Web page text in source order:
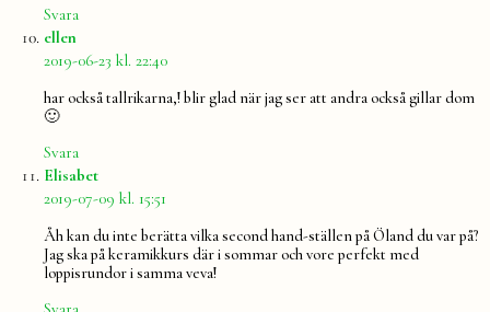
Svara
ellen
2019-06-23 kl. 22:40
har också tallrikarna,! blir glad när jag ser att andra också gillar dom
🙂
Svara
Elisabetsäger:
2019-07-09 kl. 15:51
Åh kan du inte berätta vilka second hand-ställen på Öland du var på?
Jag ska på keramikkurs där i sommar och vore perfekt med
loppisrundor i samma veva!